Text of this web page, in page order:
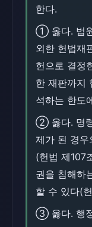
한다.
① 옳다. 법
외한 헌법재
헌으로 결정
한 재판까지
석하는 한도
② 옳다. 명령
제가 된 경우
(헌법 제107
권을 침해하
할 수 있다(
③ 옳다. 행